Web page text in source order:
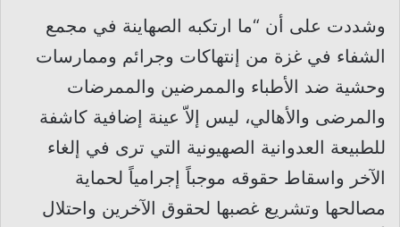
وشددت على أن “ما ارتكبه الصهاينة في مجمع
الشفاء في غزة من إنتهاكات وجرائم وممارسات
وحشية ضد الأطباء والممرضين والممرضات
والمرضى والأهالي، ليس إلاّ عينة إضافية كاشفة
للطبيعة العدوانية الصهيونية التي ترى في إلغاء
الآخر واسقاط حقوقه موجباً إجرامياً لحماية
مصالحها وتشريع غصبها لحقوق الآخرين واحتلال